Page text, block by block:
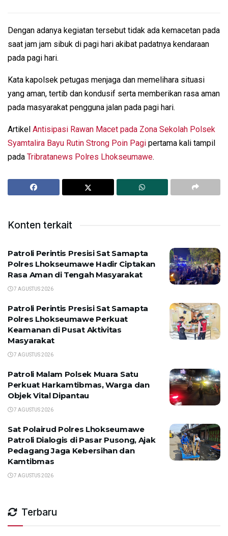
Dengan adanya kegiatan tersebut tidak ada kemacetan pada
saat jam jam sibuk di pagi hari akibat padatnya kendaraan
pada pagi hari.
Kata kapolsek petugas menjaga dan memelihara situasi
yang aman, tertib dan kondusif serta memberikan rasa aman
pada masyarakat pengguna jalan pada pagi hari.
Artikel Antisipasi Rawan Macet pada Zona Sekolah Polsek
Syamtalira Bayu Rutin Strong Poin Pagi pertama kali tampil
pada Tribratanews Polres Lhokseumawe.
Konten terkait
Patroli Perintis Presisi Sat Samapta
Polres Lhokseumawe Hadir Ciptakan
Rasa Aman di Tengah Masyarakat
7 AGUSTUS 2026
Patroli Perintis Presisi Sat Samapta
Polres Lhokseumawe Perkuat
Keamanan di Pusat Aktivitas
Masyarakat
7 AGUSTUS 2026
Patroli Malam Polsek Muara Satu
Perkuat Harkamtibmas, Warga dan
Objek Vital Dipantau
7 AGUSTUS 2026
Sat Polairud Polres Lhokseumawe
Patroli Dialogis di Pasar Pusong, Ajak
Pedagang Jaga Kebersihan dan
Kamtibmas
7 AGUSTUS 2026
Terbaru